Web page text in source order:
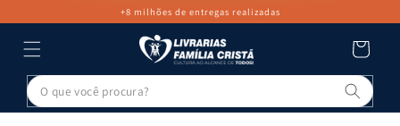
+8 milhões de entregas realizadas
Carrinho
PULAR PARA